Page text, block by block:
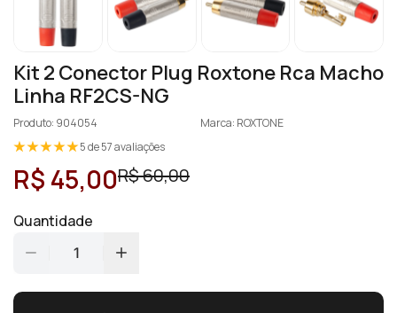
Kit 2 Conector Plug Roxtone Rca Macho
Linha RF2CS-NG
Produto: 904054
Marca: ROXTONE
5 de 57 avaliações
R$ 45,00R$ 60,00
Quantidade
1